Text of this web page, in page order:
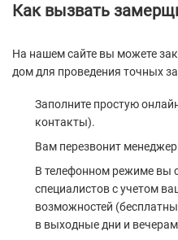
Как вызвать
На нашем сайте вы можете
дом для проведения точных
Заполните простую
контакты).
Вам перезвонит
В телефонном режиме вы
специалистов с учетом
возможностей
в выходные дни и